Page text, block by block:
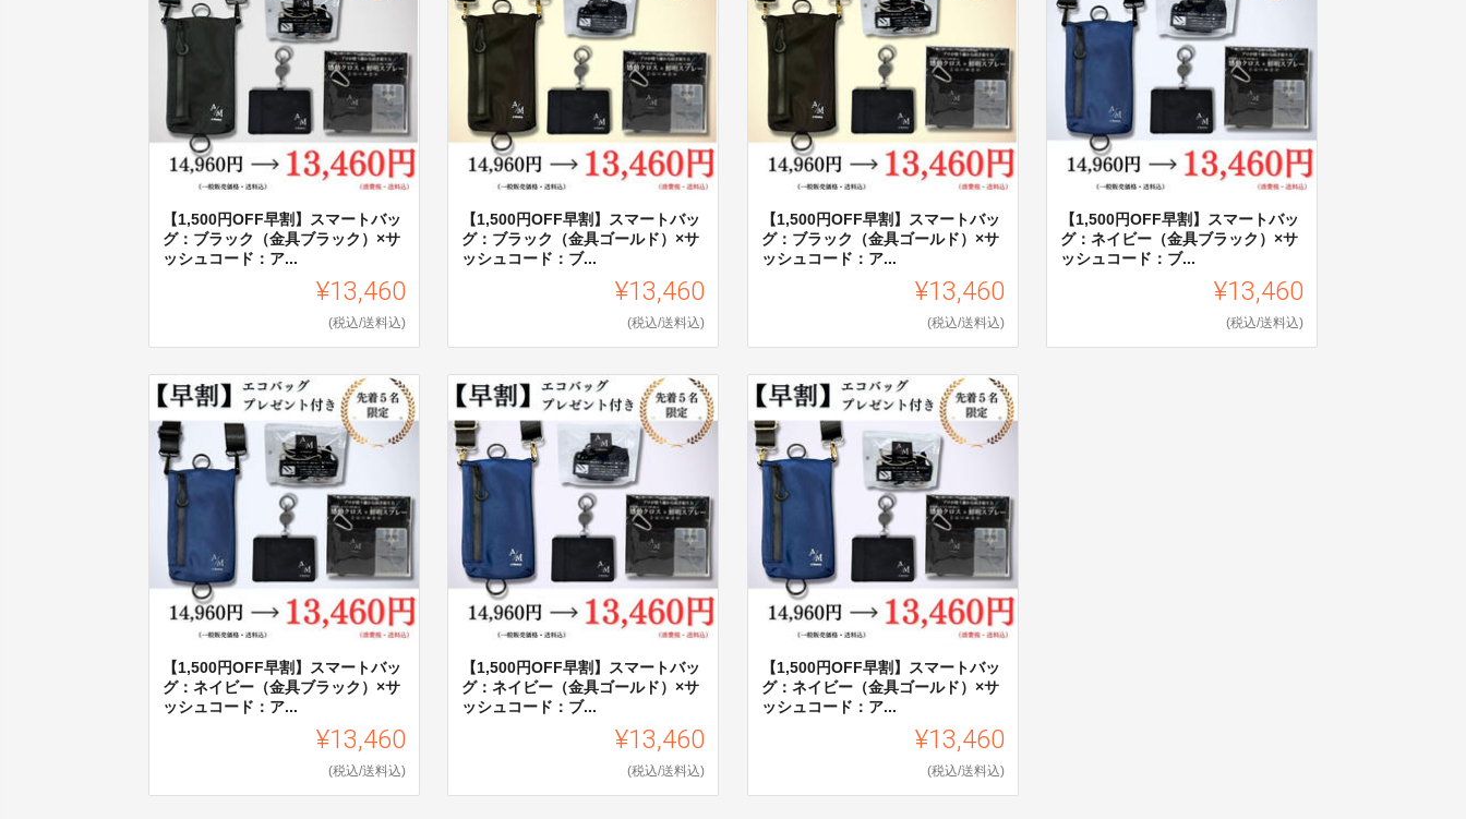
【1,500円OFF早割】スマートバッ
グ：ブラック（金具ブラック）×サ
ッシュコード：ア...
¥13,460
(税込/送料込)
【1,500円OFF早割】スマートバッ
グ：ブラック（金具ゴールド）×サ
ッシュコード：ブ...
¥13,460
(税込/送料込)
【1,500円OFF早割】スマートバッ
グ：ブラック（金具ゴールド）×サ
ッシュコード：ア...
¥13,460
(税込/送料込)
【1,500円OFF早割】スマートバッ
グ：ネイビー（金具ブラック）×サ
ッシュコード：ブ...
¥13,460
(税込/送料込)
【1,500円OFF早割】スマートバッ
グ：ネイビー（金具ブラック）×サ
ッシュコード：ア...
¥13,460
(税込/送料込)
【1,500円OFF早割】スマートバッ
グ：ネイビー（金具ゴールド）×サ
ッシュコード：ブ...
¥13,460
(税込/送料込)
【1,500円OFF早割】スマートバッ
グ：ネイビー（金具ゴールド）×サ
ッシュコード：ア...
¥13,460
(税込/送料込)